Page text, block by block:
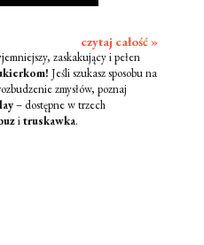
czytaj całość »
zaskakujący i pełen
Jeśli szukasz sposobu na
zmysłów, poznaj
– dostępne w trzech
itruskawka.